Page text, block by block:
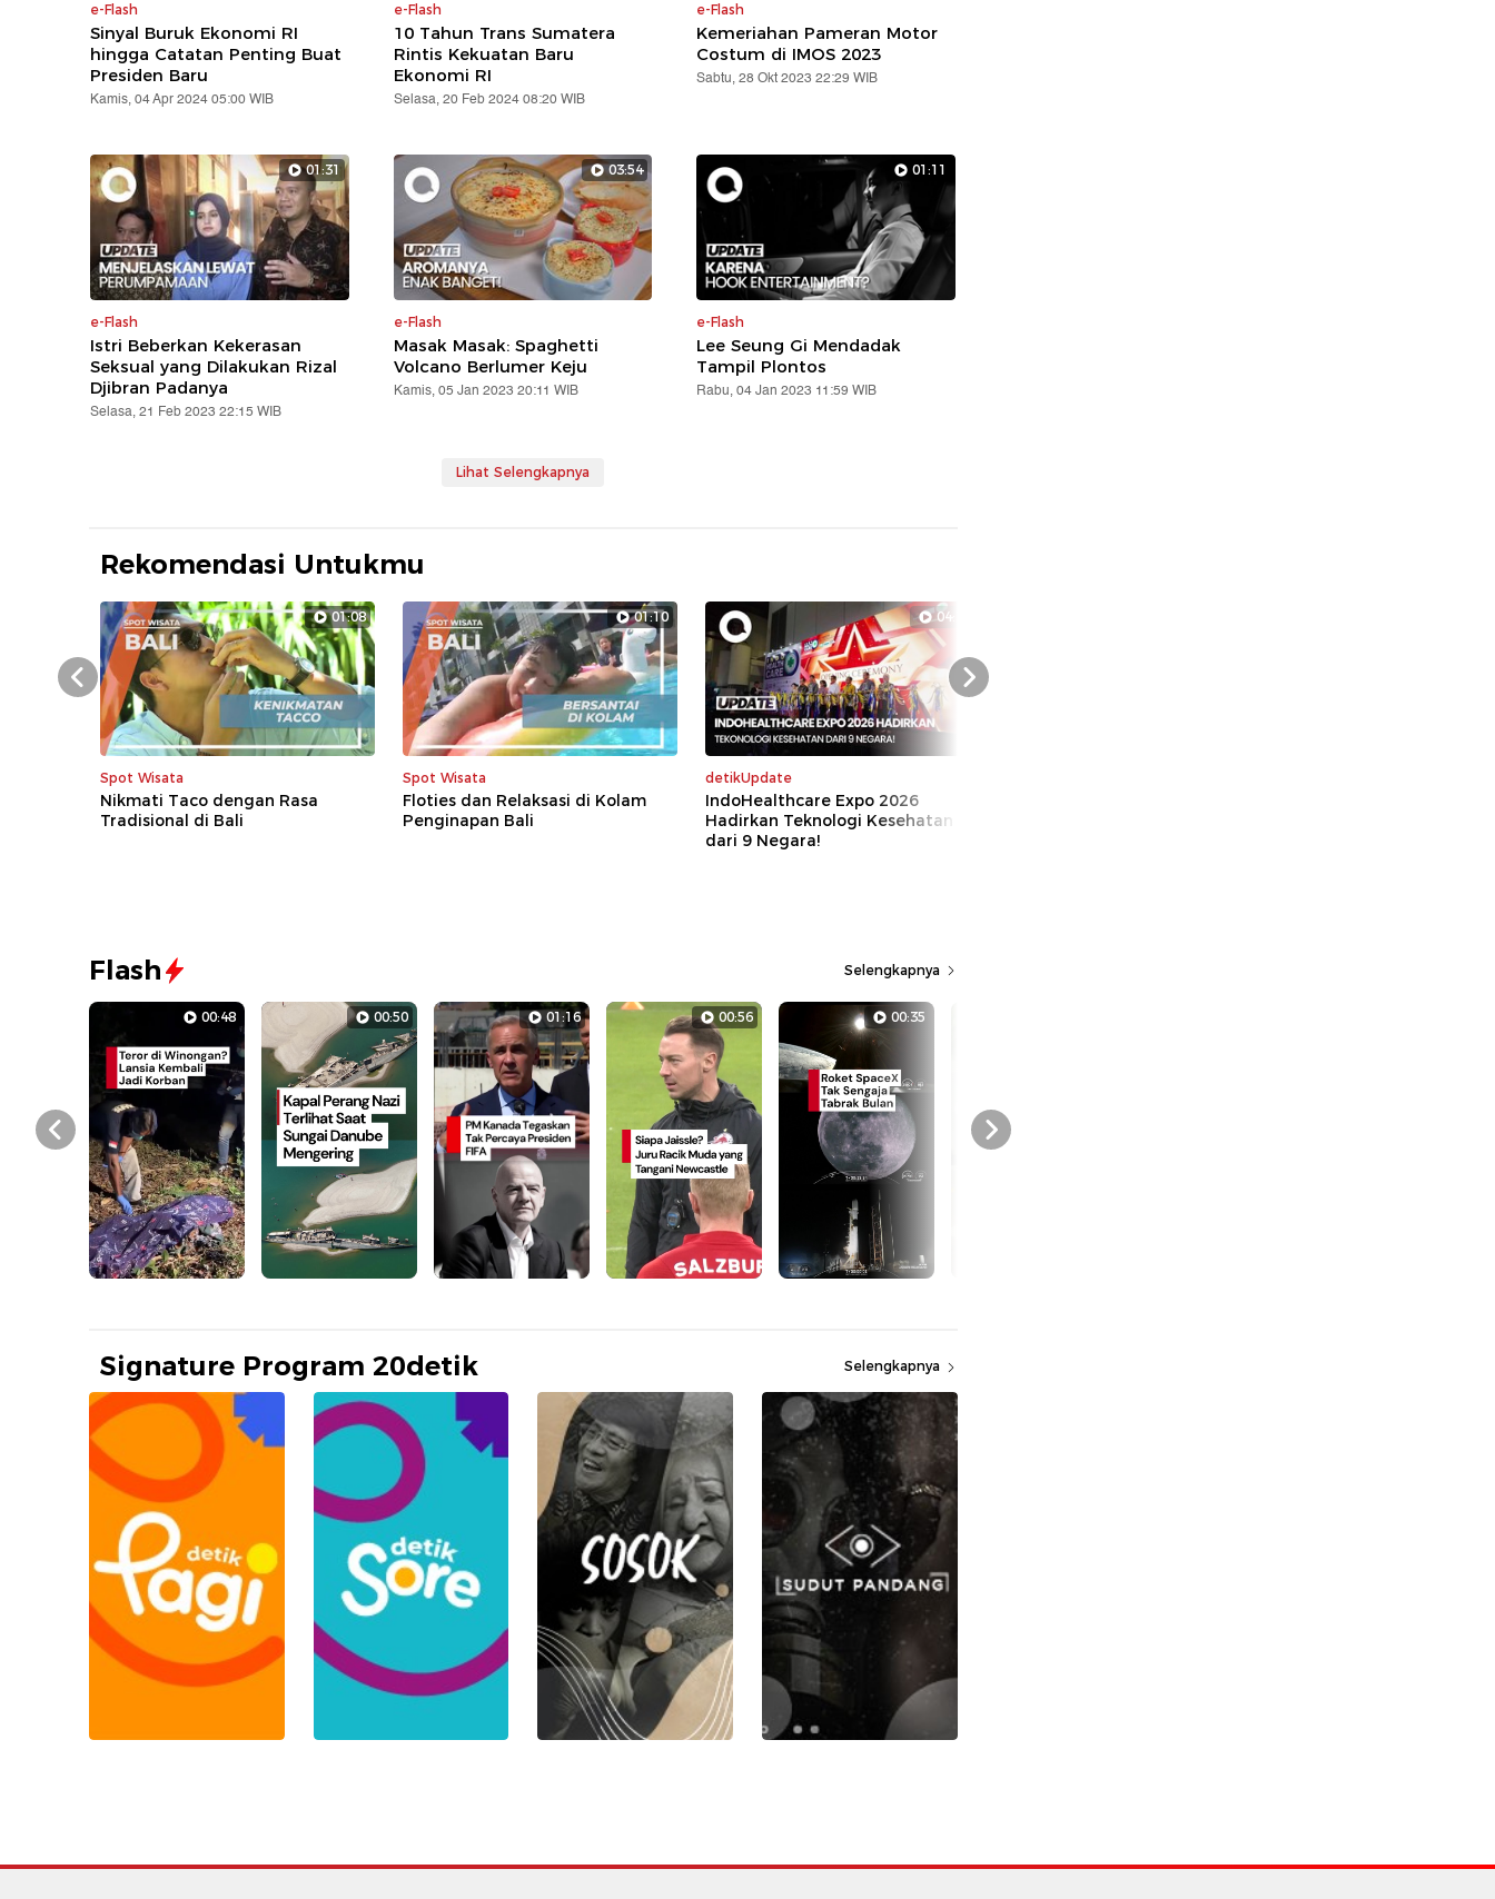
e-Flash
Sinyal Buruk Ekonomi RI
hingga Catatan Penting Buat
Presiden Baru
Kamis, 04 Apr 2024 05:00 WIB
e-Flash
10 Tahun Trans Sumatera
Rintis Kekuatan Baru
Ekonomi RI
Selasa, 20 Feb 2024 08:20 WIB
e-Flash
Kemeriahan Pameran Motor
Costum di IMOS 2023
Sabtu, 28 Okt 2023 22:29 WIB
01:31
e-Flash
Istri Beberkan Kekerasan
Seksual yang Dilakukan Rizal
Djibran Padanya
Selasa, 21 Feb 2023 22:15 WIB
03:54
e-Flash
Masak Masak: Spaghetti
Volcano Berlumer Keju
Kamis, 05 Jan 2023 20:11 WIB
01:11
e-Flash
Lee Seung Gi Mendadak
Tampil Plontos
Rabu, 04 Jan 2023 11:59 WIB
Lihat Selengkapnya
Rekomendasi Untukmu
01:08
Spot Wisata
Nikmati Taco dengan Rasa
Tradisional di Bali
01:10
Spot Wisata
Floties dan Relaksasi di Kolam
Penginapan Bali
04:39
detikUpdate
IndoHealthcare Expo 2026
Hadirkan Teknologi Kesehatan
dari 9 Negara!
Prev Next
Flash Selengkapnya
00:48 00:50 01:16 00:56 00:35
Prev Next
Signature Program 20detik Selengkapnya